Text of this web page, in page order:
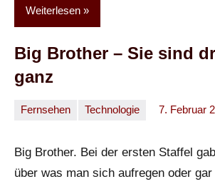
Weiterlesen
Big Brother – Sie sind
ganz
Fernsehen Technologie 7. Februar
Big Brother. Bei der ersten Staffel
über was man sich aufregen oder